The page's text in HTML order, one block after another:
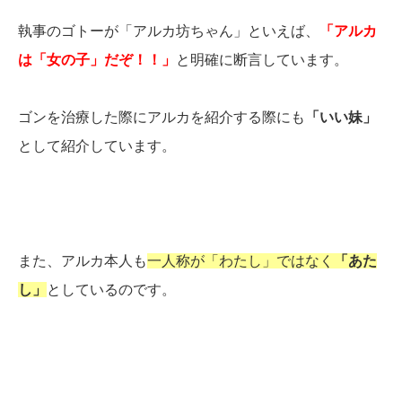
執事のゴトーが「アルカ坊ちゃん」といえば、
「アルカ
は「女の子」だぞ！！」 と明確に断言しています。
ゴンを治療した際にアルカを紹介する際にも
「いい妹」
として紹介しています。
また、アルカ本人も一人称が「わたし」ではなく
「あた
し」
としているのです。